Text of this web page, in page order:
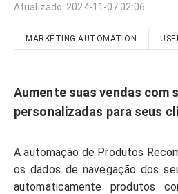
Atualizado: 2024-11-07 02:06
MARKETING AUTOMATION
Aumente suas vendas com
personalizadas para seus
A automação de Produtos
os dados de navegação dos
automaticamente produtos